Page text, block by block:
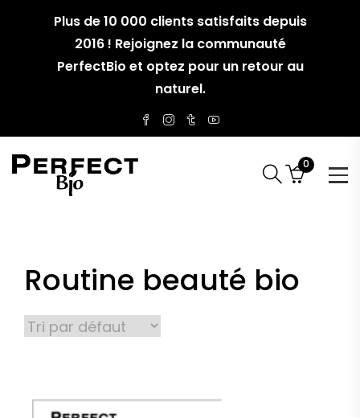
Plus de 10 000 clients satisfaits depuis
2016 ! Rejoignez la communauté
PerfectBio et optez pour un retour au
naturel.
0
Routine beauté bio